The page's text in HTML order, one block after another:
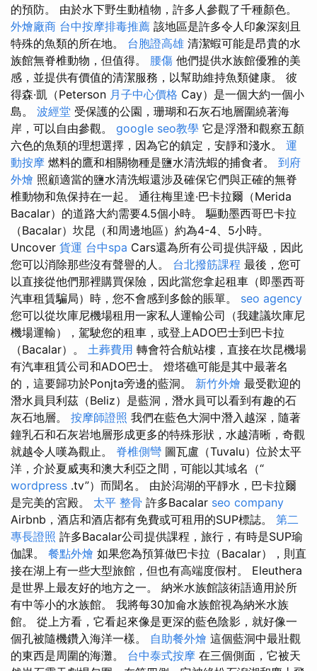
的預防。 由於水下野生動植物，許多人參觀了千種顏色。
外燴廠商 台中按摩排毒推薦 該地區是許多令人印象深刻且
特殊的魚類的所在地。 台胞證高雄 清潔蝦可能是昂貴的水
族館無脊椎動物，但值得。 腰傷 他們提供水族館優雅的美
感，並提供有價值的清潔服務，以幫助維持魚類健康。 彼
得森·凱（Peterson 月子中心價格 Cay）是一個大約一個小
島。 波經堂 受保護的公園，珊瑚和石灰石地層圍繞著海
岸，可以自由參觀。 google seo教學 它是浮潛和觀察五顏
六色的魚類的理想選擇，因為它的鎮定，安靜和淺水。 運
動按摩 燃料的鷹和相關物種是鹽水清洗蝦的捕食者。 到府
外燴 照顧適當的鹽水清洗蝦還涉及確保它們與正確的無脊
椎動物和魚保持在一起。 通往梅里達·巴卡拉爾（Merida
Bacalar）的道路大約需要4.5個小時。 驅動墨西哥巴卡拉
（Bacalar）坎昆（和周邊地區）約為4-4、5小時。
Uncover 貨運 台中spa Cars還為所有公司提供評級，因此
您可以消除那些沒有聲譽的人。 台北撥筋課程 最後，您可
以直接從他們那裡購買保險，因此當您拿起租車（即墨西哥
汽車租賃騙局）時，您不會感到多餘的賬單。 seo agency
您可以從坎庫尼機場租用一家私人運輸公司（我建議坎庫尼
機場運輸），駕駛您的租車，或登上ADO巴士到巴卡拉
（Bacalar）。 土葬費用 轉會符合航站樓，直接在坎昆機場
有汽車租賃公司和ADO巴士。 燈塔礁可能是其中最著名
的，這要歸功於Ponjta旁邊的藍洞。 新竹外燴 最受歡迎的
潛水員貝利茲（Beliz）是藍洞，潛水員可以看到有趣的石
灰石地層。 按摩師證照 我們在藍色大洞中潛入越深，隨著
鐘乳石和石灰岩地層形成更多的特殊形狀，水越清晰，奇觀
就越令人嘆為觀止。 脊椎側彎 圖瓦盧（Tuvalu）位於太平
洋，介於夏威夷和澳大利亞之間，可能以其域名（“
wordpress .tv”）而聞名。 由於潟湖的平靜水，巴卡拉爾
是完美的宮殿。 太平 整骨 許多Bacalar seo company
Airbnb，酒店和酒店都有免費或可租用的SUP標誌。 第二
專長證照 許多Bacalar公司提供課程，旅行，有時是SUP瑜
伽課。 餐點外燴 如果您為預算做巴卡拉（Bacalar），則直
接在湖上有一些大型旅館，但也有高端度假村。 Eleuthera
是世界上最友好的地方之一。 納米水族館該術語適用於所
有中等小的水族館。 我將每30加侖水族館視為納米水族
館。 從上方看，它看起來像是更深的藍色陰影，就好像一
個孔被隨機鑽入海洋一樣。 自助餐外燴 這個藍洞中最壯觀
的東西是周圍的海灘。 台中泰式按摩 在三個側面，它被天